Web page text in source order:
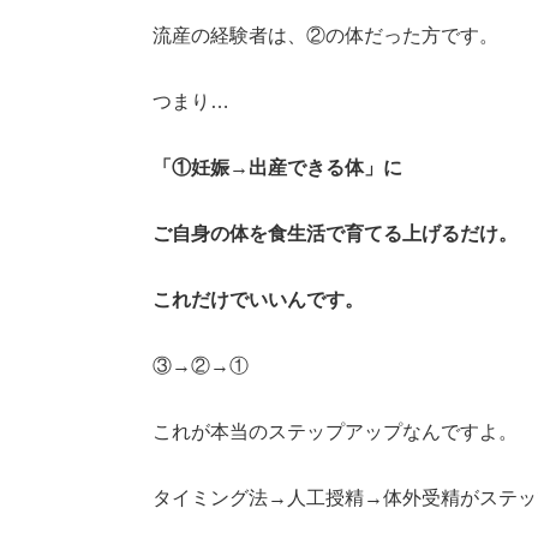
流産の経験者は、②の体だった方です。
つまり…
「①妊娠→出産できる体」に
ご自身の体を食生活で育てる上げるだけ。
これだけでいいんです。
③→②→①
これが本当のステップアップなんですよ。
タイミング法→人工授精→体外受精がステッ